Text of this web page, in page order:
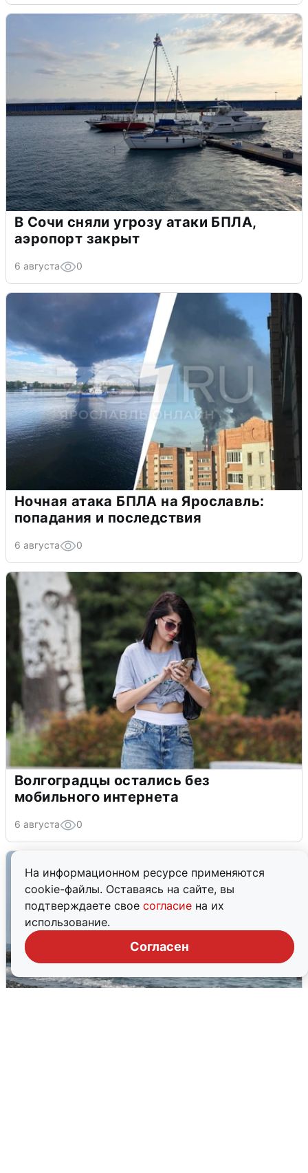
На информационном ресурсе применяются
cookie-файлы. Оставаясь на сайте, вы
подтверждаете свое согласие на их
использование.
Согласен
В Сочи сняли угрозу атаки БПЛА,
аэропорт закрыт
6 августа 0
Ночная атака БПЛА на Ярославль:
попадания и последствия
6 августа 0
Волгоградцы остались без
мобильного интернета
6 августа 0